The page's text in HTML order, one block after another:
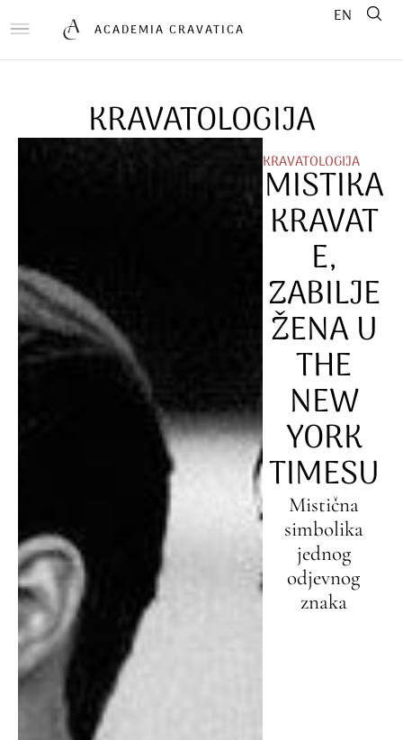
ACADEMIA CRAVATICA
EN
KRAVATOLOGIJA
KRAVATOLOGIJA
MISTIKA
KRAVAT
E,
ZABILJE
ŽENA U
THE
NEW
YORK
TIMESU
Mistična
simbolika
jednog
odjevnog
znaka